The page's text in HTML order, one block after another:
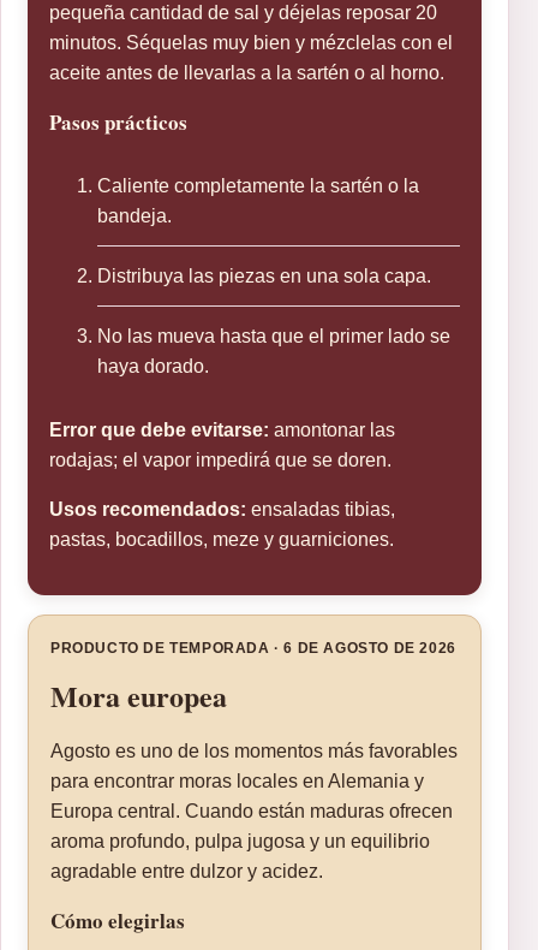
pequeña cantidad de sal y déjelas reposar 20
minutos. Séquelas muy bien y mézclelas con el
aceite antes de llevarlas a la sartén o al horno.
Pasos prácticos
Caliente completamente la sartén o la
bandeja.
Distribuya las piezas en una sola capa.
No las mueva hasta que el primer lado se
haya dorado.
Error que debe evitarse: amontonar las
rodajas; el vapor impedirá que se doren.
Usos recomendados: ensaladas tibias,
pastas, bocadillos, meze y guarniciones.
PRODUCTO DE TEMPORADA · 6 DE AGOSTO DE 2026
Mora europea
Agosto es uno de los momentos más favorables
para encontrar moras locales en Alemania y
Europa central. Cuando están maduras ofrecen
aroma profundo, pulpa jugosa y un equilibrio
agradable entre dulzor y acidez.
Cómo elegirlas